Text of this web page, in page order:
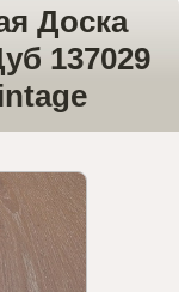
Доска
137029